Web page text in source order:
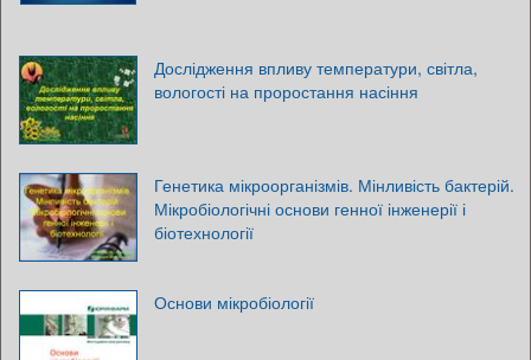
Дослідження впливу температури, світла,
вологості на проростання насіння
Генетика мікроорганізмів. Мінливість бактерій.
Мікробіологічні основи генної інженерії і
біотехнології
Основи мікробіології